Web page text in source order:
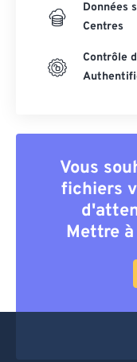
Données
Centres
Contrôle
Vous
fichiers
Mettre